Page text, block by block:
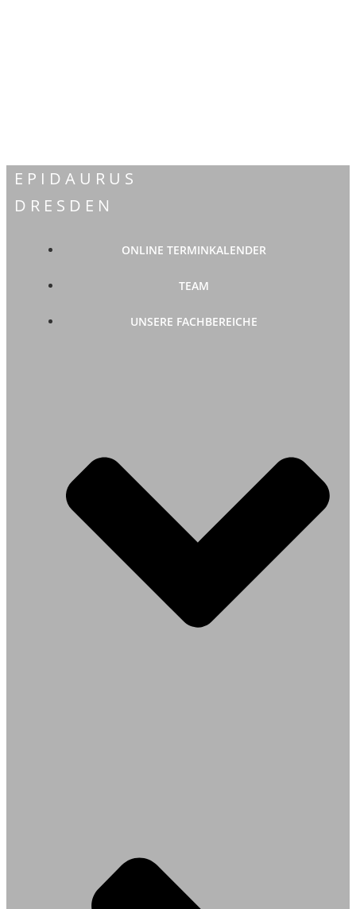
EPIDAURUS
DRESDEN
ONLINE TERMINKALENDER
TEAM
UNSERE FACHBEREICHE